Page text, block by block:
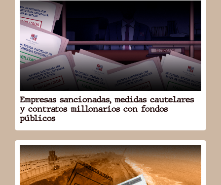
1
DOMICILIO: SAN MARTÍN
RUC: 20494114217
ABRIR
HBJ Constructora y
Empresas sancionadas, medidas cautelares
y contratos millonarios con fondos
públicos